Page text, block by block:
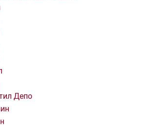
Депо